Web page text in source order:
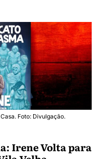
Foto: Divulgação.
Irene Volta para